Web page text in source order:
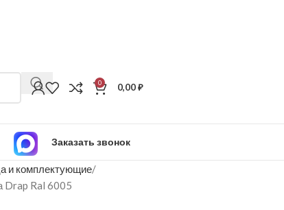
0 0,00₽
Заказать звонок
и комплектующие
Drap Ral 6005